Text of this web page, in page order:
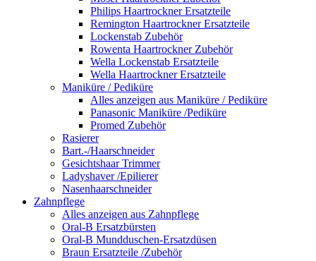
Philips Haartrockner Ersatzteile
Remington Haartrockner Ersatzteile
Lockenstab Zubehör
Rowenta Haartrockner Zubehör
Wella Lockenstab Ersatzteile
Wella Haartrockner Ersatzteile
Maniküre / Pediküre
Alles anzeigen aus Maniküre / Pediküre
Panasonic Maniküre /Pediküre
Promed Zubehör
Rasierer
Bart.-/Haarschneider
Gesichtshaar Trimmer
Ladyshaver /Epilierer
Nasenhaarschneider
Zahnpflege
Alles anzeigen aus Zahnpflege
Oral-B Ersatzbürsten
Oral-B Mundduschen-Ersatzdüsen
Braun Ersatzteile /Zubehör